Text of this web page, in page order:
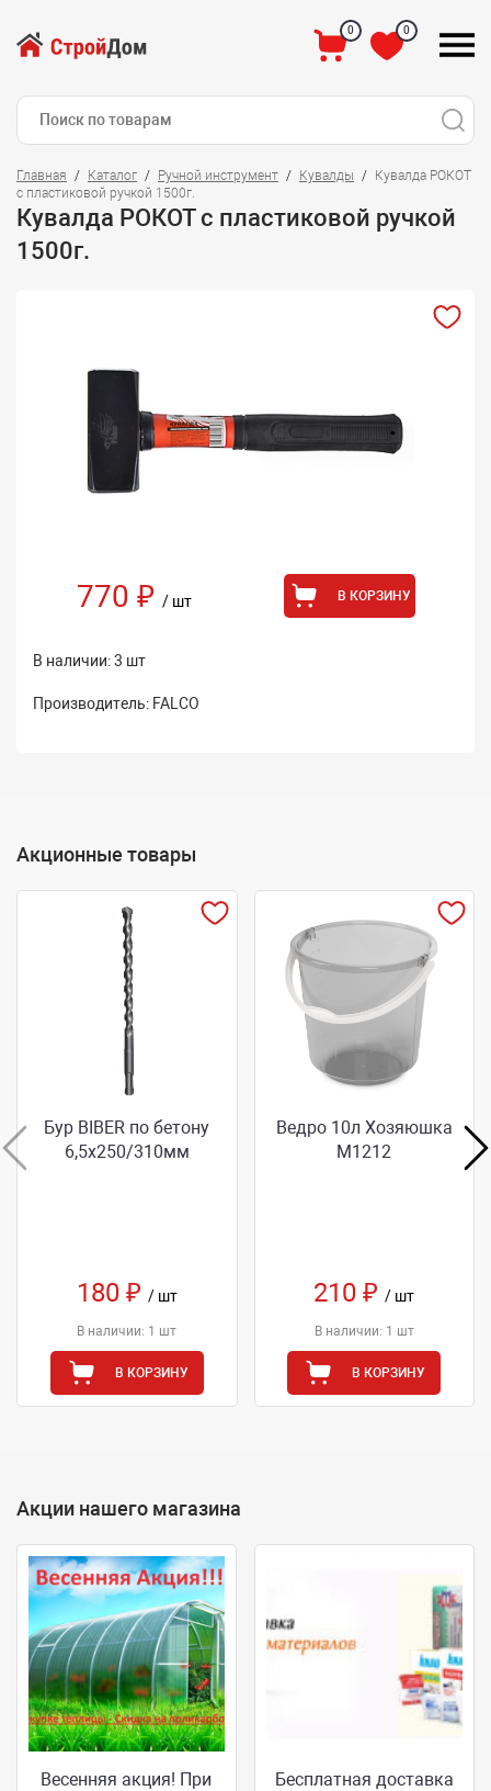
0 0
Главная Каталог Ручной инструмент Кувалды
Кувалда РОКОТ
с пластиковой ручкой 1500г.
Кувалда РОКОТ с пластиковой ручкой
1500г.
770 ₽ / шт В КОРЗИНУ
В наличии: 3 шт
Производитель: FALCO
Акционные товары
Бур BIBER по бетону
6,5х250/310мм
180 ₽ / шт
В наличии: 1 шт
В КОРЗИНУ
Ведро 10л Хозяюшка
М1212
210 ₽/ шт
В наличии: 1 шт
В КОРЗИНУ
Акции нашего магазина
Весенняя акция! При
Бесплатная доставка